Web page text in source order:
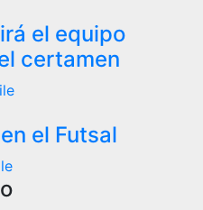
el equipo
certamen
el Futsal